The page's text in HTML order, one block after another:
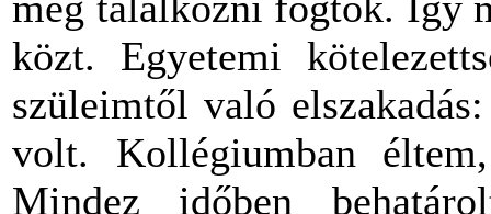
közt. Egyetemi
szüleimtől való
volt. Kollégiumban
Mindez időben